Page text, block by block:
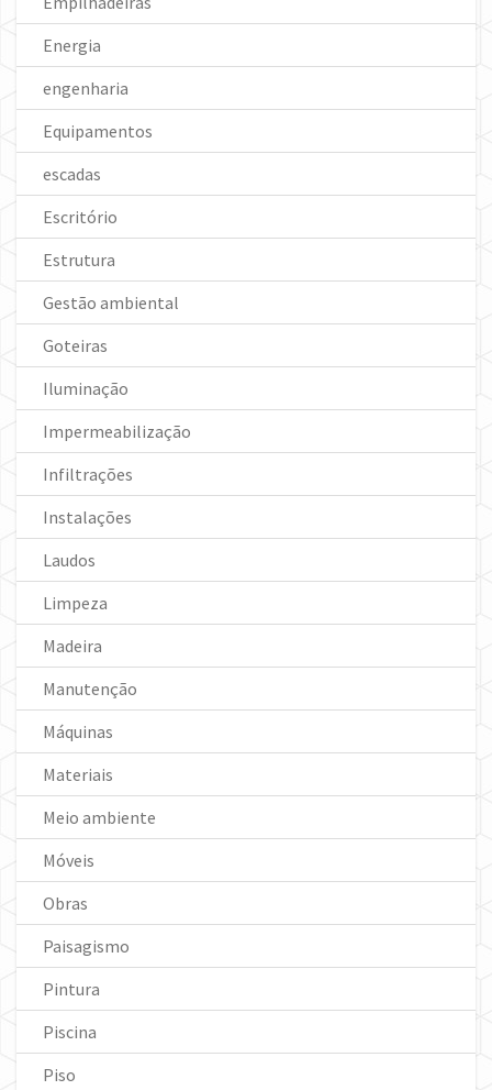
Energia
engenharia
Equipamentos
escadas
Escritório
Estrutura
Gestão ambiental
Goteiras
Iluminação
Impermeabilização
Infiltrações
Instalações
Laudos
Limpeza
Madeira
Manutenção
Máquinas
Materiais
Meio ambiente
Móveis
Obras
Paisagismo
Pintura
Piscina
Piso